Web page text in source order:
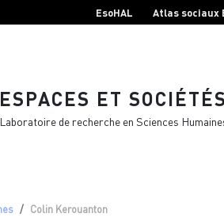
EsoHAL Atlas sociaux
ESPACES ET SOCIÉTÉS
Laboratoire de recherche en Sciences
Colin Kerouanton